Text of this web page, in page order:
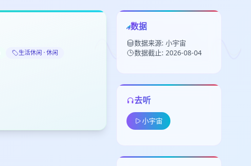
生活休闲 · 休闲
数据
数据来源: 小宇宙
数据截止: 2026-08-04
去听
小宇宙
✕
高
✕
✕